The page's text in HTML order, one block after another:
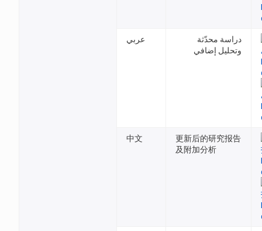
عربي
دراسة محدّثة
وتحليل إضافي
中文
更新后的研究报告
及附加分析